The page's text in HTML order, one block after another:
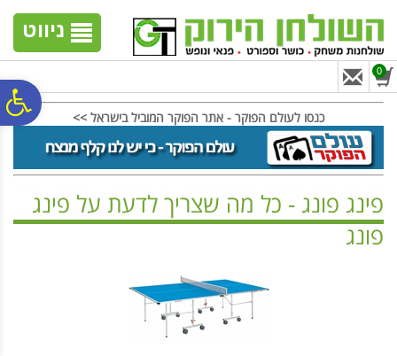
נגישות
אתר
המרכזי
ניווט
0
כנסו לעולם הפוקר - אתר הפוקר המוביל בישראל >>
פינג פונג - כל מה שצריך לדעת על פינג
פונג